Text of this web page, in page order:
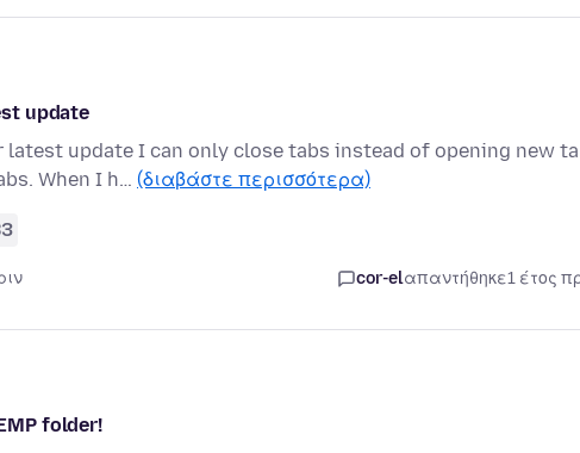
update
latest update I can only close tabs instead of opening new
When I h… (διαβάστε περισσότερα)
cor-elαπαντήθηκε1 έτος
folder!